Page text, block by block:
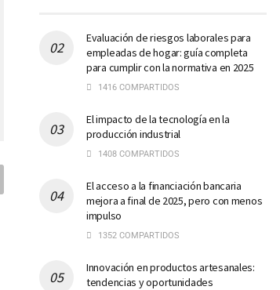
Evaluación de riesgos laborales para
empleadas de hogar: guía completa
para cumplir con la normativa en 2025
1416 COMPARTIDOS
El impacto de la tecnología en la
producción industrial
1408 COMPARTIDOS
El acceso a la financiación bancaria
mejora a final de 2025, pero con menos
impulso
1352 COMPARTIDOS
Innovación en productos artesanales:
tendencias y oportunidades